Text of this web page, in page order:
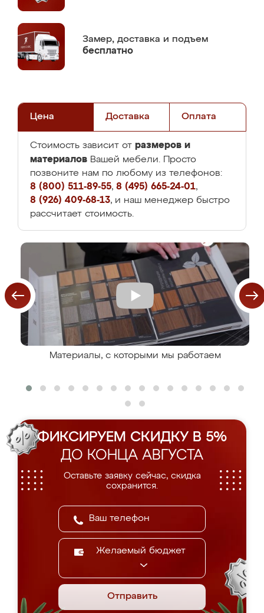
Замер, доставка и подъем
бесплатно
Цена Доставка Оплата
Стоимость зависит от размеров и
материалов Вашей мебели. Просто
позвоните нам по любому из телефонов:
8 (800) 511-89-55, 8 (495) 665-24-01,
8 (926) 409-68-13, и наш менеджер быстро
рассчитает стоимость.
Материалы, с которыми мы работаем
ФИКСИРУЕМ СКИДКУ В 5%
ДО КОНЦА АВГУСТА
Оставьте заявку сейчас, скидка
сохранится.
Желаемый бюджет
Отправить